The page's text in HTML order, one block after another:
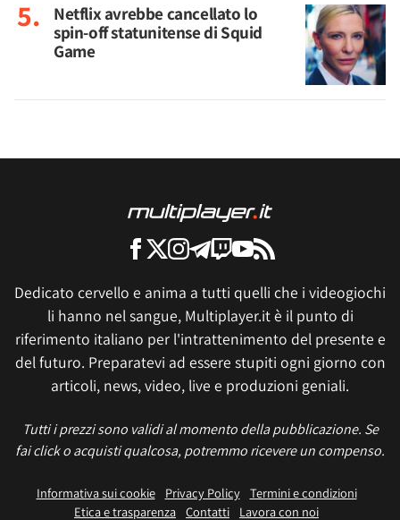
Netflix avrebbe cancellato lo
spin-off statunitense di Squid
Game
Dedicato cervello e anima a tutti quelli che i videogiochi
li hanno nel sangue, Multiplayer.it è il punto di
riferimento italiano per l'intrattenimento del presente e
del futuro. Preparatevi ad essere stupiti ogni giorno con
articoli, news, video, live e produzioni geniali.
Tutti i prezzi sono validi al momento della pubblicazione. Se
fai click o acquisti qualcosa, potremmo ricevere un compenso.
Informativa sui cookie Privacy Policy
Termini e condizioni
Etica e trasparenza Contatti Lavora con noi